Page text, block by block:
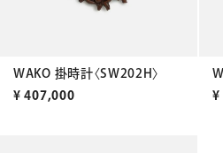
WAKO 掛時計〈SW202H〉
¥ 407,000
¥